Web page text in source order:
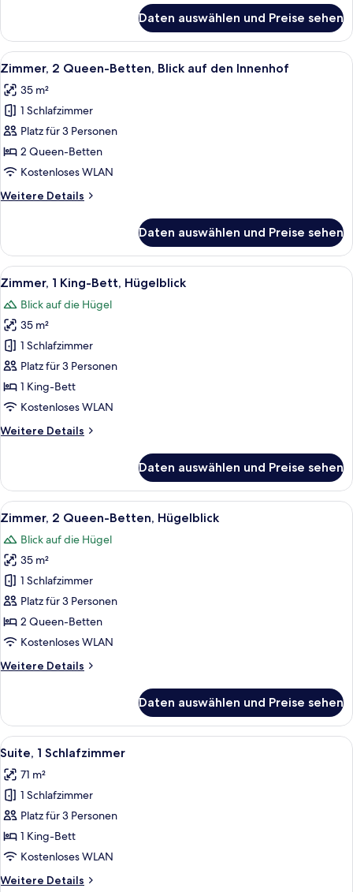
1 King-
Bett,
Blick
den
Innenhof
Daten auswählen und Preise sehen
Alle
Fotos
für
Zimmer,
2 Queen-
Betten,
Blick
den
Ein Hotelzimmer mit zwei Betten,
7
Zimmer, 2 Queen-Betten, Blick auf den Innenhof
35 m²
1 Schlafzimmer
Platz für 3 Personen
2 Queen-Betten
Kostenloses WLAN
Weitere Details
Weitere
2 Queen-
Betten,
Blick
den
Innenhof
Daten auswählen und Preise sehen
Alle
Fotos
für
Zimmer,
1 King-
Bett,
Hügelblick
anzeigen
Ein Hotelzimmer mit einem großen
10
Zimmer, 1 King-Bett, Hügelblick
Blick auf die Hügel
35 m²
1 Schlafzimmer
Platz für 3 Personen
1 King-Bett
Kostenloses WLAN
Weitere Details
Weitere
1 King-
Bett,
Hügelblick
Daten auswählen und Preise sehen
Alle
Fotos
für
Zimmer,
2 Queen-
Betten,
Hügelblick
anzeigen
Ein Hotelzimmer mit zwei Betten,
8
Zimmer, 2 Queen-Betten, Hügelblick
Blick auf die Hügel
35 m²
1 Schlafzimmer
Platz für 3 Personen
2 Queen-Betten
Kostenloses WLAN
Weitere Details
Weitere
2 Queen-
Betten,
Hügelblick
Daten auswählen und Preise sehen
Alle
Fotos
für
Suite,
1
Schlafzimmer
anzeigen
Ein modernes Wohnzimmer mit
10
Suite, 1 Schlafzimmer
71 m²
1 Schlafzimmer
Platz für 3 Personen
1 King-Bett
Kostenloses WLAN
Weitere Details
Weitere